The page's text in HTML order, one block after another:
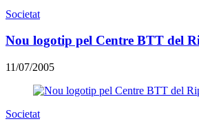
Societat
Nou logotip pel Centre BTT del
11/07/2005
Societat